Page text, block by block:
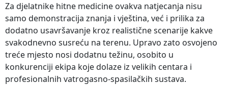
Za djelatnike hitne medicine ovakva natjecanja nisu
samo demonstracija znanja i vještina, već i prilika za
dodatno usavršavanje kroz realistične scenarije kakve
svakodnevno susreću na terenu. Upravo zato osvojeno
treće mjesto nosi dodatnu težinu, osobito u
konkurenciji ekipa koje dolaze iz velikih centara i
profesionalnih vatrogasno-spasilačkih sustava.